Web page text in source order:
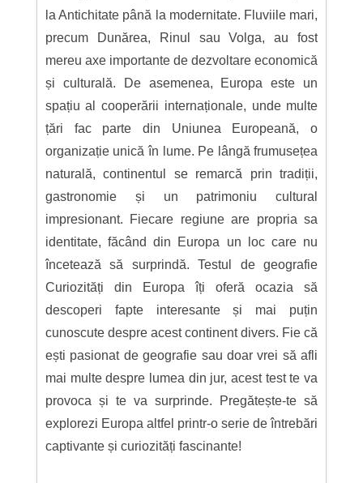
la Antichitate până la modernitate. Fluviile mari,
precum Dunărea, Rinul sau Volga, au fost
mereu axe importante de dezvoltare economică
și culturală. De asemenea, Europa este un
spațiu al cooperării internaționale, unde multe
țări fac parte din Uniunea Europeană, o
organizație unică în lume. Pe lângă frumusețea
naturală, continentul se remarcă prin tradiții,
gastronomie și un patrimoniu cultural
impresionant. Fiecare regiune are propria sa
identitate, făcând din Europa un loc care nu
încetează să surprindă. Testul de geografie
Curiozități din Europa îți oferă ocazia să
descoperi fapte interesante și mai puțin
cunoscute despre acest continent divers. Fie că
ești pasionat de geografie sau doar vrei să afli
mai multe despre lumea din jur, acest test te va
provoca și te va surprinde. Pregătește-te să
explorezi Europa altfel printr-o serie de întrebări
captivante și curiozități fascinante!